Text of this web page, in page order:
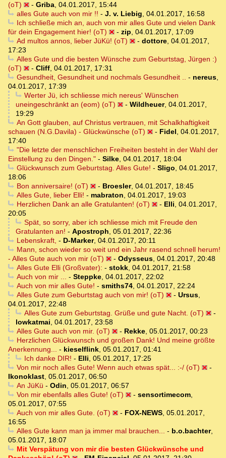
(oT)
- Griba, 04.01.2017, 15:44
alles Gute auch von mir !! - J. v. Liebig, 04.01.2017, 16:58
Ich schließe mich an, auch von mir alles Gute und vielen Dank
für dein Engagement hier! (oT)
- zip, 04.01.2017, 17:09
Ad multos annos, lieber JüKü! (oT)
- dottore, 04.01.2017,
17:23
Alles Gute und die besten Wünsche zum Geburtstag, Jürgen :)
(oT)
- Cliff, 04.01.2017, 17:31
Gesundheit, Gesundheit und nochmals Gesundheit .. - nereus,
04.01.2017, 17:39
Werter Jü, ich schliesse mich nereus' Wünschen
uneingeschränkt an (eom) (oT)
- Wildheuer, 04.01.2017,
19:29
An Gott glauben, auf Christus vertrauen, mit Schalkhaftigkeit
schauen (N.G.Davila) - Glückwünsche (oT)
- Fidel, 04.01.2017,
17:40
"Die letzte der menschlichen Freiheiten besteht in der Wahl der
Einstellung zu den Dingen." - Silke, 04.01.2017, 18:04
Glückwunsch zum Geburtstag. Alles Gute! - Sligo, 04.01.2017,
18:06
Bon anniversaire! (oT)
- Broesler, 04.01.2017, 18:45
Alles Gute, lieber Elli! - mabraton, 04.01.2017, 19:03
Herzlichen Dank an alle Gratulanten! (oT)
- Elli, 04.01.2017,
20:05
Spät, so sorry, aber ich schliesse mich mit Freude den
Gratulanten an! - Apostroph, 05.01.2017, 22:36
Lebenskraft, - D-Marker, 04.01.2017, 20:11
Mann, schon wieder so weit und ein Jahr rasend schnell herum!
- Alles Gute auch von mir (oT)
- Odysseus, 04.01.2017, 20:48
Alles Gute Elli (Großvater): - stokk, 04.01.2017, 21:58
Auch von mir ... - Steppke, 04.01.2017, 22:02
Auch von mir alles Gute! - smiths74, 04.01.2017, 22:24
Alles Gute zum Geburtstag auch von mir! (oT)
- Ursus,
04.01.2017, 22:48
Alles Gute zum Geburtstag. Grüße und gute Nacht. (oT)
-
lowkatmai, 04.01.2017, 23:58
Alles Gute auch von mir. (oT)
- Rekke, 05.01.2017, 00:23
Herzlichen Glückwunsch und großen Dank! Und meine größte
Anerkennung... - kieselflink, 05.01.2017, 01:41
Ich danke DIR! - Elli, 05.01.2017, 17:25
Von mir noch alles Gute! Wenn auch etwas spät... :-/ (oT)
-
Ikonoklast, 05.01.2017, 06:50
An JüKü - Odin, 05.01.2017, 06:57
Von mir ebenfalls alles Gute! (oT)
- sensortimecom,
05.01.2017, 07:55
Auch von mir alles Gute. (oT)
- FOX-NEWS, 05.01.2017,
16:55
Alles Gute kann man ja immer mal brauchen... - b.o.bachter,
05.01.2017, 18:07
Mit Verspätung von mir die besten Glückwünsche und